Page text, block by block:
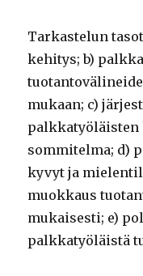
Tarkastelun
kehitys; b)
mukaan; c)
palkkatyöläisten
sommitelma; d)
kyvyt ja
muokkaus
mukaisesti; e)
palkkatyöläistä